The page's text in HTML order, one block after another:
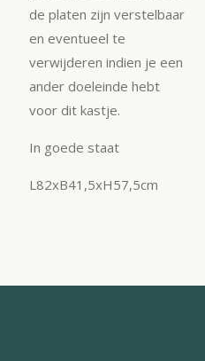
de platen zijn verstelbaar
en eventueel te
verwijderen indien je een
ander doeleinde hebt
voor dit kastje.
In goede staat
L82xB41,5xH57,5cm